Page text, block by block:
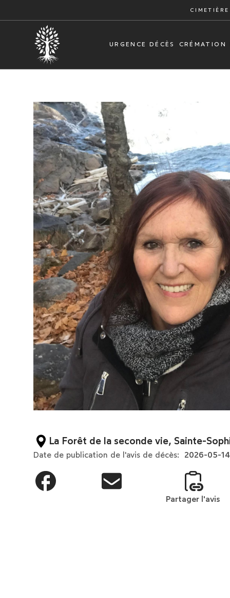
URGENCE DÉCÈS CRÉMATION
La Forêt de la seconde vie, Sainte-
Date de publication de l'avis de décès: 2026-05-14
Partager l'avis